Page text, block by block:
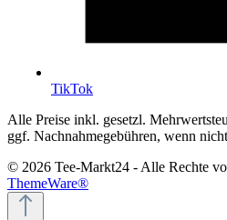
TikTok
Alle Preise inkl. gesetzl.
ggf. Nachnahmegebühren, wenn
© 2026 Tee-Markt24 - Alle Rechte
ThemeWare®